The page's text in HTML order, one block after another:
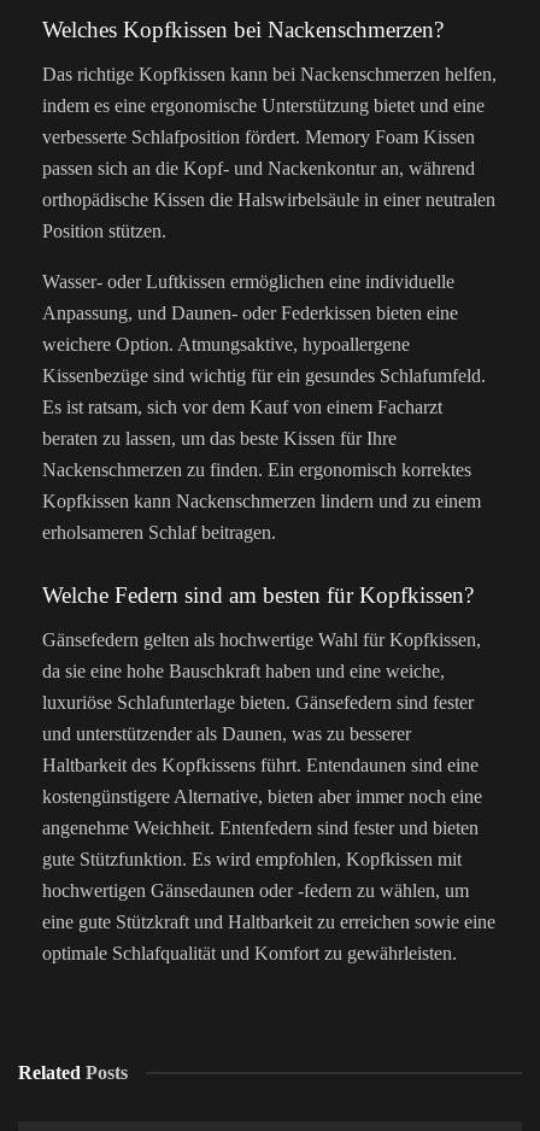
Welches Kopfkissen bei Nackenschmerzen?
Das richtige Kopfkissen kann bei Nackenschmerzen helfen,
indem es eine ergonomische Unterstützung bietet und eine
verbesserte Schlafposition fördert. Memory Foam Kissen
passen sich an die Kopf- und Nackenkontur an, während
orthopädische Kissen die Halswirbelsäule in einer neutralen
Position stützen.
Wasser- oder Luftkissen ermöglichen eine individuelle
Anpassung, und Daunen- oder Federkissen bieten eine
weichere Option. Atmungsaktive, hypoallergene
Kissenbezüge sind wichtig für ein gesundes Schlafumfeld.
Es ist ratsam, sich vor dem Kauf von einem Facharzt
beraten zu lassen, um das beste Kissen für Ihre
Nackenschmerzen zu finden. Ein ergonomisch korrektes
Kopfkissen kann Nackenschmerzen lindern und zu einem
erholsameren Schlaf beitragen.
Welche Federn sind am besten für Kopfkissen?
Gänsefedern gelten als hochwertige Wahl für Kopfkissen,
da sie eine hohe Bauschkraft haben und eine weiche,
luxuriöse Schlafunterlage bieten. Gänsefedern sind fester
und unterstützender als Daunen, was zu besserer
Haltbarkeit des Kopfkissens führt. Entendaunen sind eine
kostengünstigere Alternative, bieten aber immer noch eine
angenehme Weichheit. Entenfedern sind fester und bieten
gute Stützfunktion. Es wird empfohlen, Kopfkissen mit
hochwertigen Gänsedaunen oder -federn zu wählen, um
eine gute Stützkraft und Haltbarkeit zu erreichen sowie eine
optimale Schlafqualität und Komfort zu gewährleisten.
Related Posts